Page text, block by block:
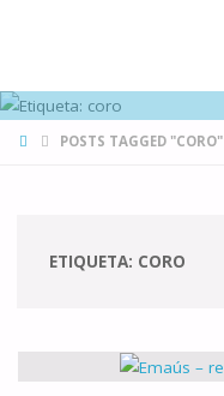
HOMEPOSTS TAGGED "CORO"
ETIQUETA: CORO